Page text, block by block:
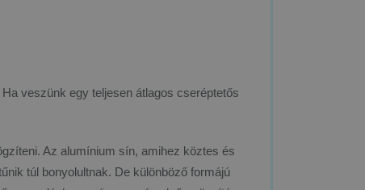
veszünk egy teljesen átlagos cseréptetős
Az alumínium sín, amihez köztes és
túl bonyolultnak. De különböző formájú